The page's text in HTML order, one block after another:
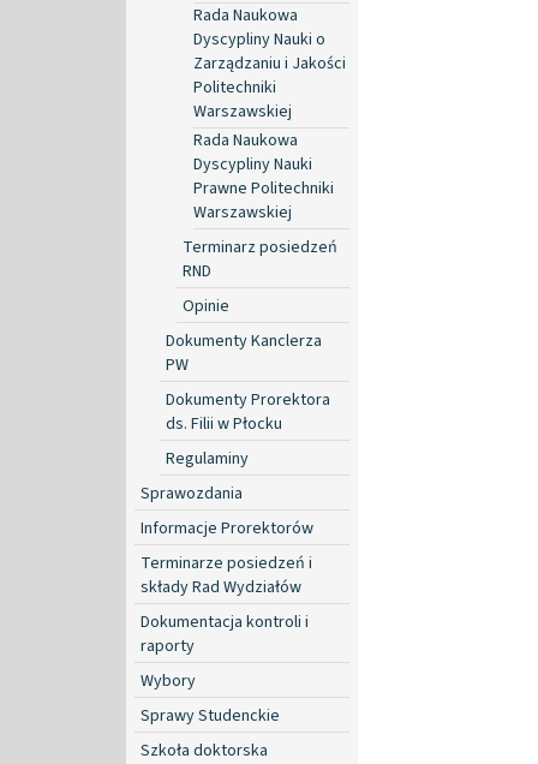
Rada Naukowa
Dyscypliny Nauki o
Zarządzaniu i Jakości
Politechniki
Warszawskiej
Rada Naukowa
Dyscypliny Nauki
Prawne Politechniki
Warszawskiej
Terminarz posiedzeń
RND
Opinie
Dokumenty Kanclerza
PW
Dokumenty Prorektora
ds. Filii w Płocku
Regulaminy
Sprawozdania
Informacje Prorektorów
Terminarze posiedzeń i
składy Rad Wydziałów
Dokumentacja kontroli i
raporty
Wybory
Sprawy Studenckie
Szkoła doktorska